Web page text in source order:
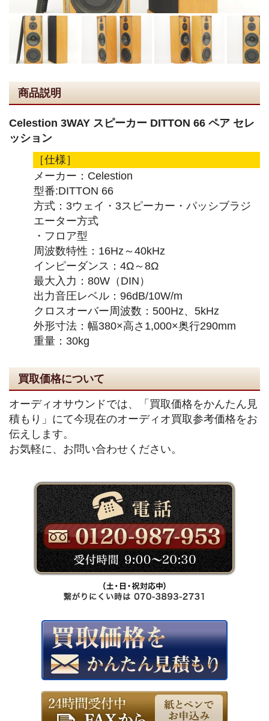
商品説明
Celestion 3WAY スピーカー DITTON 66 ペア セレ
ッション
［仕様］
メーカー：Celestion
型番:DITTON 66
方式：3ウェイ・3スピーカー・パッシブラジ
エーター方式
・フロア型
周波数特性：16Hz～40kHz
インピーダンス：4Ω～8Ω
最大入力：80W（DIN）
出力音圧レベル：96dB/10W/m
クロスオーバー周波数：500Hz、5kHz
外形寸法：幅380×高さ1,000×奥行290mm
重量：30kg
買取価格について
オーディオサウンドでは、「買取価格をかんたん見
積もり」にて今現在のオーディオ買取参考価格をお
伝えします。
お気軽に、お問い合わせください。